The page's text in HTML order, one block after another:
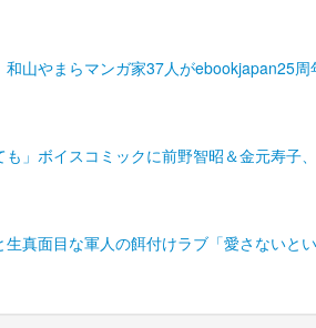
和山やまらマンガ家37人がebookjapan25周
も」ボイスコミックに前野智昭＆金元寿子
真面目な軍人の餌付けラブ「愛さないと